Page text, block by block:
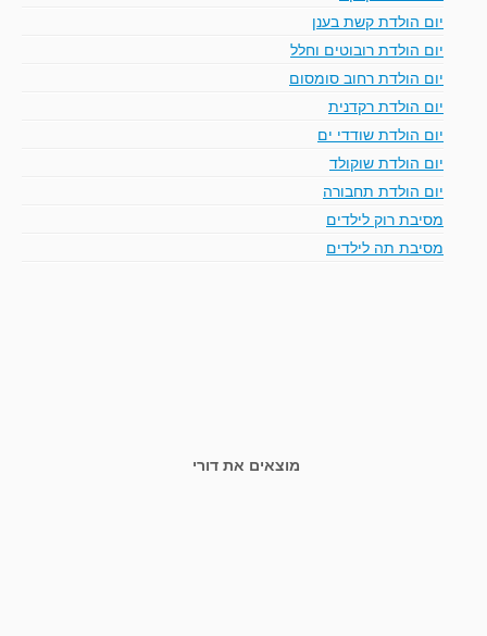
יום הולדת קשת בענן
יום הולדת רובוטים וחלל
יום הולדת רחוב סומסום
יום הולדת רקדנית
יום הולדת שודדי ים
יום הולדת שוקולד
יום הולדת תחבורה
מסיבת רוק לילדים
מסיבת תה לילדים
מוצאים את דורי